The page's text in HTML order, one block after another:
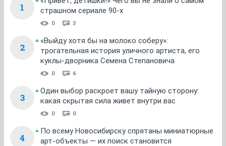
1
страшном сериале 90-х
0 3
2
«Выйду хотя бы на молоко соберу»:
трогательная история уличного артиста, его
куклы-дворника Семена Степановича
0 6
3
Один выбор раскроет вашу тайную сторону:
какая скрытая сила живет внутри вас
0 0
4
По всему Новосибирску спрятаны миниатюрные
арт-объекты — их поиск становится